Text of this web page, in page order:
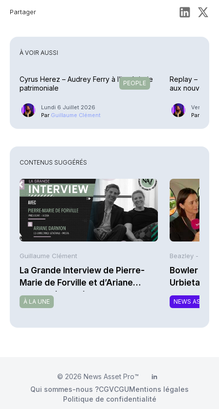
Partager
À VOIR AUSSI
PEOPLE
Cyrus Herez – Audrey Ferry à l’ingénierie
patrimoniale
Lundi 6 Juillet 2026
Par Guillaume Clément
Replay –
aux nouvelles
Vendredi
Par
CONTENUS SUGGÉRÉS
Guillaume Clément
La Grande Interview de Pierre-
Marie de Forville et d’Ariane
Darmon (Ivesta)
À LA UNE
Beazley -
Bowler
Urbieta |
NEWS
© 2026 News Asset Pro™ LinkedIn
Qui sommes-nous ?CGVCGUMentions légales
Politique de confidentialité